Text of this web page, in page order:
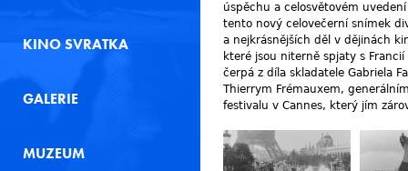
úspěchu a celosvětovém
tento nový celovečerní snímek
a nejkrásnějších děl v dějinách
které jsou niterně spjaty s
čerpá z díla skladatele Gabriela
Thierrym Frémauxem,
festivalu v Cannes, který jím
KINO SVRATKA
GALERIE
MUZEUM